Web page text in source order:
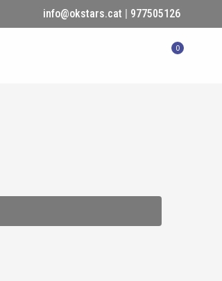
info@okstars.cat | 977505126
0